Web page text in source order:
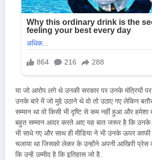
या जो आरोप लगे थे उनकी सरकार पर उनके मंत्रियों
उनके बारे में जो मुद्दे उठाने थे वो तो उठाए गए लेकिन
सम्मान था वो किसी भी दृष्टि से कम नहीं हुआ और
बहुत सम्मान आदर करते आए यह बात जरूर है कि उनके
भी साधे गए और साथ ही मीडिया ने भी उनके ऊपर
चलाया था जिसको लेकर के उन्होंने अपनी आखिरी प्रेस
कि उन्हें उम्मीद है कि इतिहास जो है.